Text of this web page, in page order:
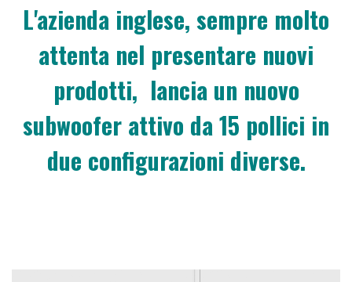
FREEWARE
MAGAZINE
L'azienda inglese, sempre molto
attenta nel presentare nuovi
prodotti, lancia un nuovo
subwoofer attivo da 15 pollici in
due configurazioni diverse.